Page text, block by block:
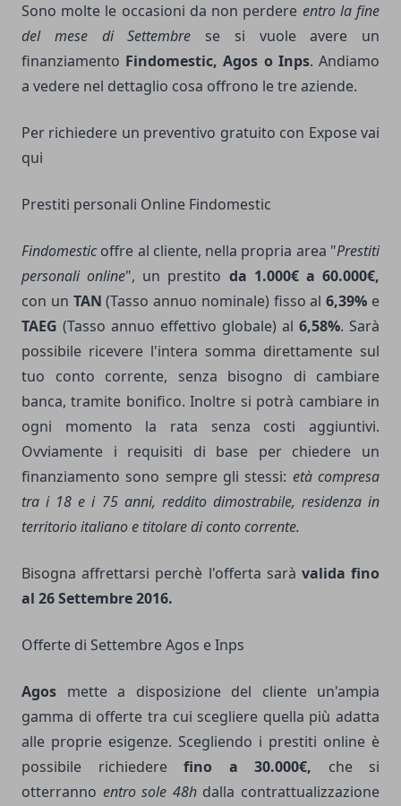
Sono molte le occasioni da non perdere entro la fine
del mese di Settembre se si vuole avere un
finanziamento Findomestic, Agos o Inps. Andiamo
a vedere nel dettaglio cosa offrono le tre aziende.
Per richiedere un preventivo gratuito con Expose vai
qui
Prestiti personali Online Findomestic
Findomesticoffre al cliente, nella propria area "Prestiti
personali online", un prestito da 1.000€ a 60.000€,
con un TAN (Tasso annuo nominale) fisso al6,39% e
TAEG (Tasso annuo effettivo globale) al 6,58%. Sarà
possibile ricevere l'intera somma direttamente sul
tuo conto corrente, senza bisogno di cambiare
banca, tramite bonifico. Inoltre si potrà cambiare in
ogni momento la rata senza costi aggiuntivi.
Ovviamente i requisiti di base per chiedere un
finanziamento sono sempre gli stessi: età compresa
tra i 18 e i 75 anni, reddito dimostrabile, residenza in
territorio italiano e titolare di conto corrente.
Bisogna affrettarsi perchè l'offerta sarà valida fino
al 26 Settembre 2016.
Offerte di Settembre Agos e Inps
Agos mette a disposizione del cliente un'ampia
gamma di offerte tra cui scegliere quella più adatta
alle proprie esigenze. Scegliendo i prestiti online è
possibile richiedere fino a 30.000€, che si
otterranno entro sole 48hdalla contrattualizzazione